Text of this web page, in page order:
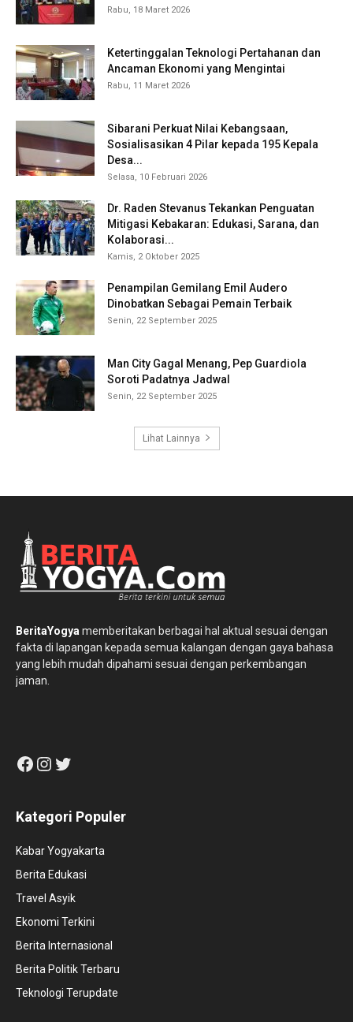
Rabu, 18 Maret 2026
Ketertinggalan Teknologi Pertahanan dan
Ancaman Ekonomi yang Mengintai
Rabu, 11 Maret 2026
Sibarani Perkuat Nilai Kebangsaan,
Sosialisasikan 4 Pilar kepada 195 Kepala
Desa...
Selasa, 10 Februari 2026
Dr. Raden Stevanus Tekankan Penguatan
Mitigasi Kebakaran: Edukasi, Sarana, dan
Kolaborasi...
Kamis, 2 Oktober 2025
Penampilan Gemilang Emil Audero
Dinobatkan Sebagai Pemain Terbaik
Senin, 22 September 2025
Man City Gagal Menang, Pep Guardiola
Soroti Padatnya Jadwal
Senin, 22 September 2025
Lihat Lainnya
BeritaYogya memberitakan berbagai hal aktual sesuai dengan
fakta di lapangan kepada semua kalangan dengan gaya bahasa
yang lebih mudah dipahami sesuai dengan perkembangan
jaman.
Facebook
Instagram
Twitter
Kategori Populer
Kabar Yogyakarta
Berita Edukasi
Travel Asyik
Ekonomi Terkini
Berita Internasional
Berita Politik Terbaru
Teknologi Terupdate